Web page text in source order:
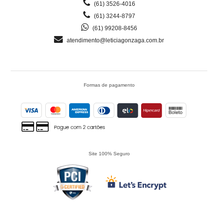
(61) 3526-4016
(61) 3244-8797
(61) 99208-8456
atendimento@leticiagonzaga.com.br
Formas de pagamento
Site 100% Seguro